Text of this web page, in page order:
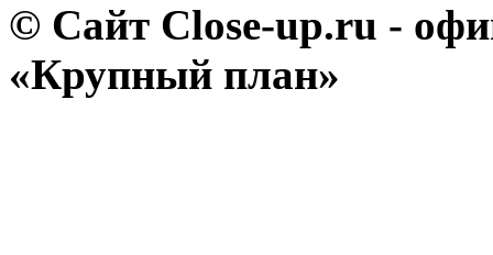
© Сайт Close-up.ru -
«Крупный план»